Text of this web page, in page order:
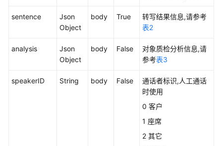
监
接
考
sentence
Json
Object
body True
转写结果信息,请参考
表2
analysis
Json
Object
body False
对象质检分析信息,请
参考表3
speakerID String body False
通话者标识,人工通话
时使用
0 客户
1 座席
2 其它